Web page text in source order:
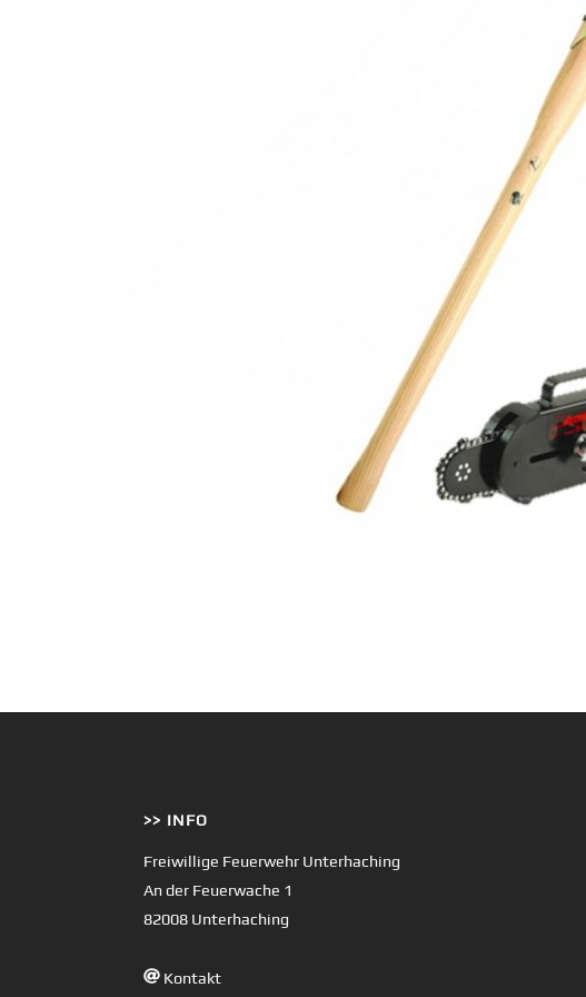
>> INFO
Freiwillige Feuerwehr Unterhaching
An der Feuerwache 1
82008 Unterhaching
Kontakt